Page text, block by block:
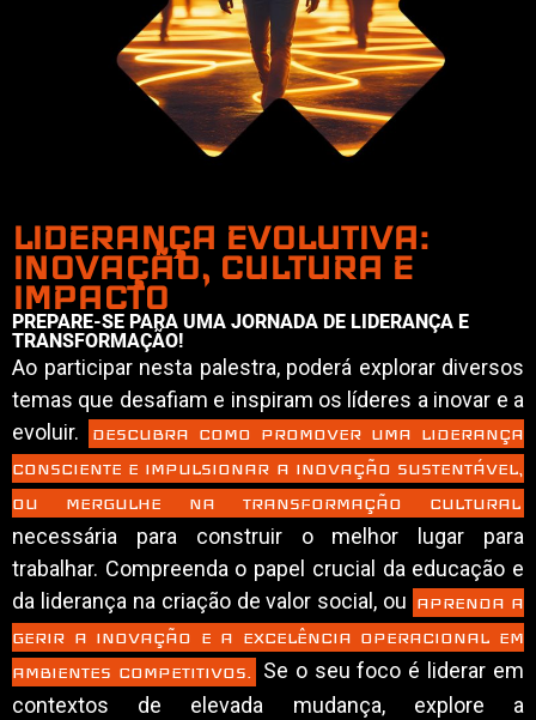
LIDERANÇA EVOLUTIVA:
INOVAÇÃO, CULTURA E
IMPACTO
PREPARE-SE PARA UMA JORNADA DE LIDERANÇA E
TRANSFORMAÇÃO!
Ao participar nesta palestra, poderá explorar diversos
temas que desafiam e inspiram os líderes a inovar e a
evoluir.
DESCUBRA COMO PROMOVER UMA LIDERANÇA
CONSCIENTE E IMPULSIONAR A INOVAÇÃO SUSTENTÁVEL,
OU MERGULHE NA TRANSFORMAÇÃO CULTURAL
necessária para construir o melhor lugar para
trabalhar. Compreenda o papel crucial da educação e
da liderança na criação de valor social, ou APRENDA A
GERIR A INOVAÇÃO E A EXCELÊNCIA OPERACIONAL EM
AMBIENTES COMPETITIVOS.
Se o seu foco é liderar em
contextos de elevada mudança, explore a